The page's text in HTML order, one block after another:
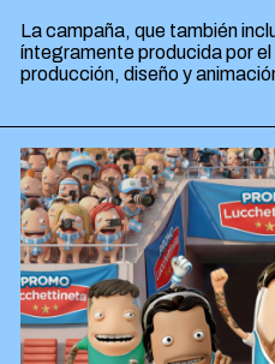
ESPAÑOL
La campaña, que también
íntegramente producida por
producción, diseño y